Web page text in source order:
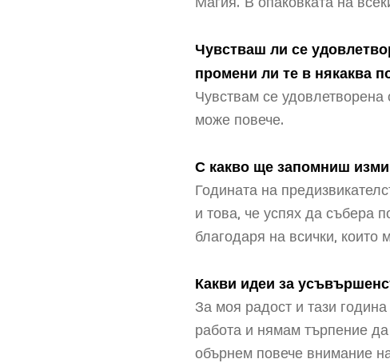
Чувстваш ли се
промени ли те в някаква
Чувствам се удовлетворена
може повече.
С какво ще запомниш
Годината на
и това, че успях да събера
благодаря на всички, които
Какви идеи за
За моя радост и тази
работа и нямам търпение
обърнем повече внимание